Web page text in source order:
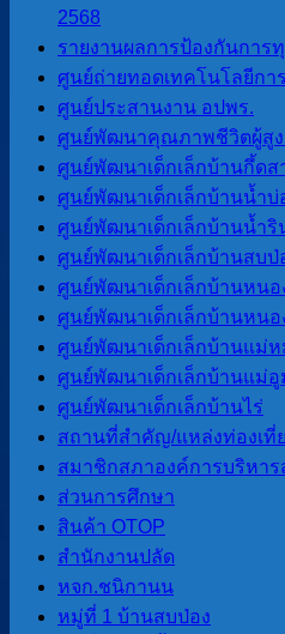
2568
รายงานผลการป้องกันการ
ศูนย์ถ่ายทอดเทคโนโลยีกา
ศูนย์ประสานงาน อปพร.
ศูนย์พัฒนาคุณภาพชีวิตผู้สู
ศูนย์พัฒนาเด็กเล็กบ้านกึ้ดส
ศูนย์พัฒนาเด็กเล็กบ้านน้ำบ่
ศูนย์พัฒนาเด็กเล็กบ้านน้ำริ
ศูนย์พัฒนาเด็กเล็กบ้านสบป่
ศูนย์พัฒนาเด็กเล็กบ้านหนอ
ศูนย์พัฒนาเด็กเล็กบ้านหนอ
ศูนย์พัฒนาเด็กเล็กบ้านแม่
ศูนย์พัฒนาเด็กเล็กบ้านแม่อู
ศูนย์พัฒนาเด็กเล็กบ้านไร่
สถานที่สําคัญ/แหล่งท่องเที่
สมาชิกสภาองค์การบริหา
ส่วนการศึกษา
สินค้า OTOP
สํานักงานปลัด
หจก.ชนิกานน
หมู่ที่ 1 บ้านสบป่อง
การประเมินคุณธรรมและ
โปร่งใสของ อปท. (ITA)
การประเมินคุณธรรมและ ค
โปร่งใสของ อปท. (ITA)
การประเมินคุณธรรมและ
โปร่งใสของ อปท. (ITA)
การประเมินคุณธรรมและค
โปร่งใสของ อปท. (ITA)
การประเมินคุณธรรมและค
โปร่งใสของ อปท. (ITA)
LPA
การประเมินประสิทธิภาพขอ
ปกครองส่วนท้องถิ่น LPA
แผนพัฒนา
แผนยุทธศาสตร์การพัฒนา